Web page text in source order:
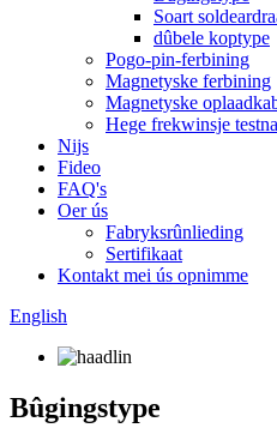
Soart
dûbele koptype
Pogo-pin-ferbining
Magnetyske ferbining
Magnetyske
Hege frekwinsje
Nijs
Fideo
FAQ's
Oer ús
Fabryksrûnlieding
Sertifikaat
Kontakt mei ús opnimme
English
Bûgingstype